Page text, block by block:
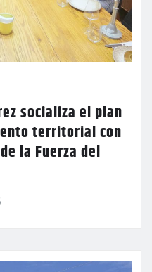
socializa el plan
territorial con
la Fuerza del